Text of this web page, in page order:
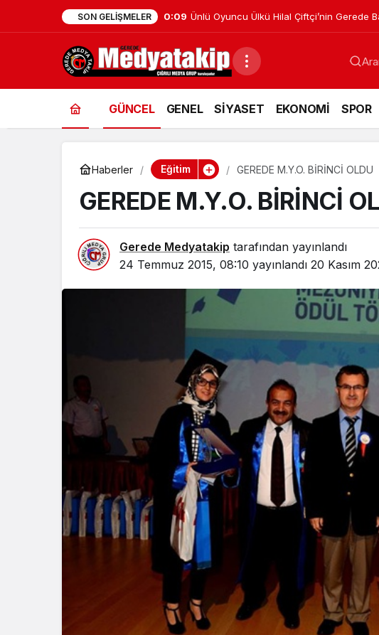
SON GELIŞMELER 0:09 Ünlü Oyuncu Ülkü Hilal Çiftçi’nin Gerede
GÜNCEL GENEL SİYASET EKONOMİ SPOR
Haberler Eğitim GEREDE M.Y.O. BİRİNCİ OLDU
GEREDE M.Y.O. BİRİNCİ
Gerede Medyatakip tarafından yayınlandı
24 Temmuz 2015, 08:10 yayınlandı 20 Kasım
Güncel
Ünlü Oyuncu Ülkü
Çiftçi’nin Gerede
Bağlantısı Ortaya